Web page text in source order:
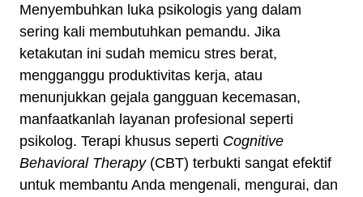
Menyembuhkan luka psikologis yang dalam
sering kali membutuhkan pemandu. Jika
ketakutan ini sudah memicu stres berat,
mengganggu produktivitas kerja, atau
menunjukkan gejala gangguan kecemasan,
manfaatkanlah layanan profesional seperti
psikolog. Terapi khusus seperti Cognitive
Behavioral Therapy(CBT) terbukti sangat efektif
untuk membantu Anda mengenali, mengurai, dan